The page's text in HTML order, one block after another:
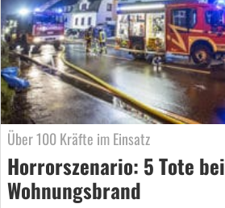
Über 100 Kräfte im Einsatz
Horrorszenario: 5 Tote bei
Wohnungsbrand